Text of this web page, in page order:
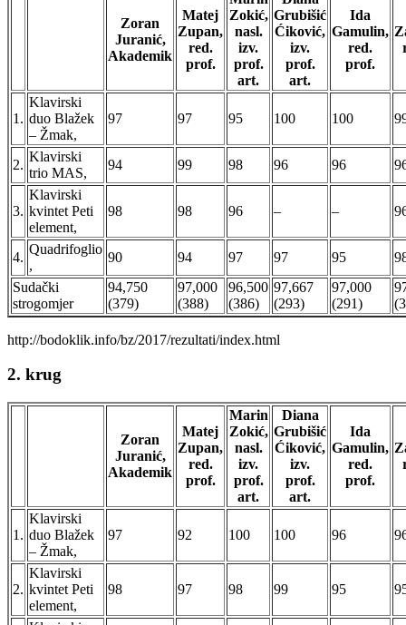
Zoran
Juranić,
Akademik
Matej
Zupan,
red.
prof.
Zokić,
nasl.
izv.
prof.
art.
Grubišić
Ćiković,
izv.
prof.
art.
Ida
Gamulin,
red.
prof.
1.
Klavirski
duo Blažek
– Žmak,
97 97 95 100 100
2.
Klavirski
trio MAS,
94 99 98 96 96
3.
Klavirski
kvintet Peti
element,
98 98 96 – –
4.
Quadrifoglio
,
90 94 97 97 95
Sudački
strogomjer
94,750
(379)
97,000
(388)
96,500
(386)
97,667
(293)
97,000
(291)
http://bodoklik.info/bz/2017/rezultati/index.html
2. krug
Zoran
Juranić,
Akademik
Matej
Zupan,
red.
prof.
Marin
Zokić,
nasl.
izv.
prof.
art.
Diana
Grubišić
Ćiković,
izv.
prof.
art.
Ida
Gamulin,
red.
prof.
1.
Klavirski
duo Blažek
– Žmak,
97 92 100 100 96
2.
Klavirski
kvintet Peti
element,
98 97 98 99 95